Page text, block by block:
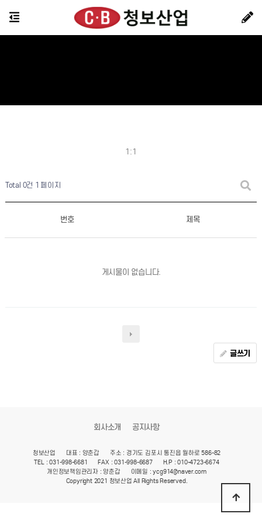
1:1
Total 0건 1 페이지
번호 제목
게시물이 없습니다.
글쓰기
회사소개 공지사항
청보산업 대표 : 양춘갑
주소 : 경기도 김포시 통진읍 월하로 586-82
TEL : 031-998-6681
FAX : 031-998-6687
H.P : 010-4723-6674
개인정보책임관리자 : 양춘갑
이메일 : ycg914@naver.com
Copyright 2021 청보산업 All Rights Reserved.